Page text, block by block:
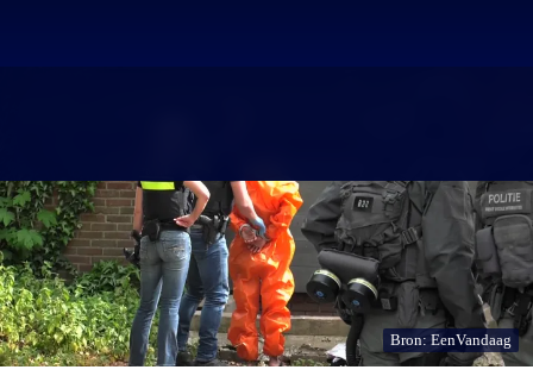
Bron: EenVandaag